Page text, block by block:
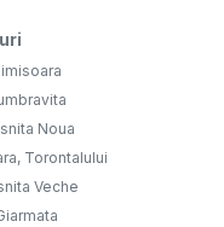
Noua
Torontalului
Veche